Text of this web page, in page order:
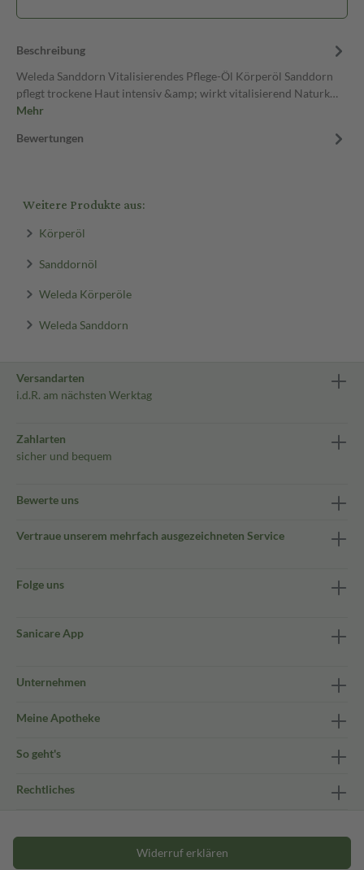
Beschreibung
Weleda Sanddorn Vitalisierendes Pflege-Öl Körperöl Sanddorn
pflegt trockene Haut intensiv &amp; wirkt vitalisierend Naturk…
Mehr
Bewertungen
Weitere Produkte aus:
Körperöl
Sanddornöl
Weleda Körperöle
Weleda Sanddorn
Versandarten
i.d.R. am nächsten Werktag
Zahlarten
sicher und bequem
Bewerte uns
Vertraue unserem mehrfach ausgezeichneten Service
Folge uns
Sanicare App
Unternehmen
Meine Apotheke
So geht's
Rechtliches
Widerruf erklären